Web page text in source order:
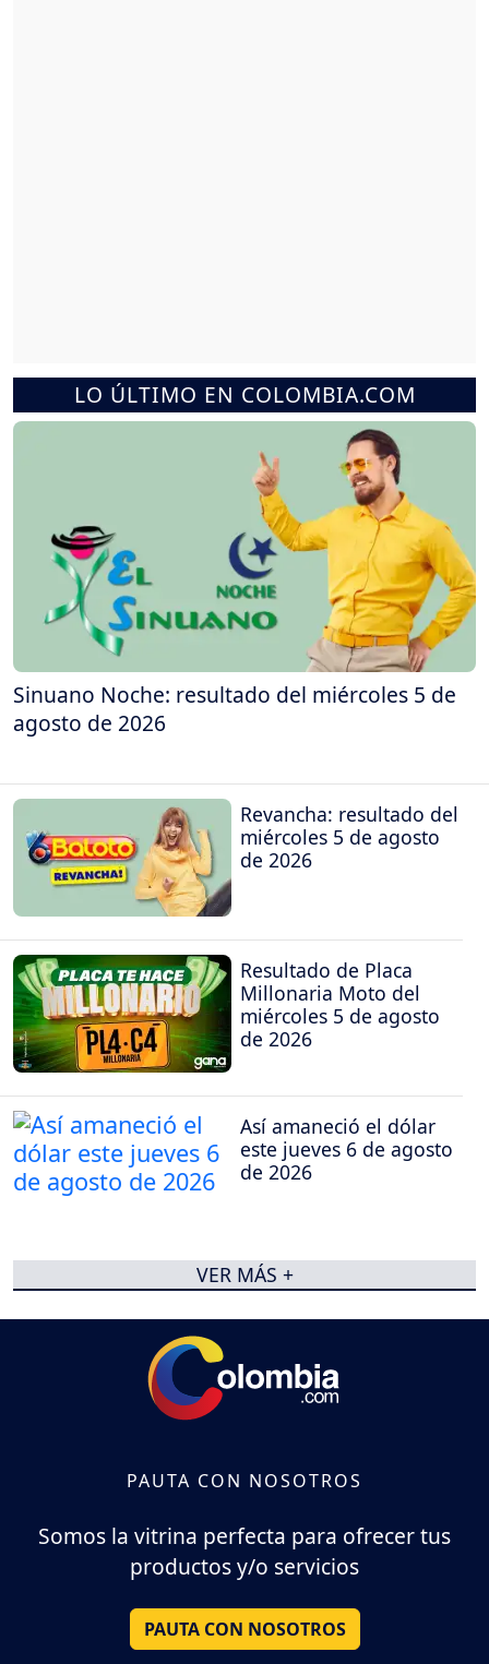
LO ÚLTIMO EN COLOMBIA.COM
Sinuano Noche: resultado del miércoles 5 de
agosto de 2026
Revancha: resultado del
miércoles 5 de agosto
de 2026
Resultado de Placa
Millonaria Moto del
miércoles 5 de agosto
de 2026
Así amaneció el dólar
este jueves 6 de agosto
de 2026
VER MÁS +
PAUTA CON NOSOTROS
Somos la vitrina perfecta para ofrecer tus
productos y/o servicios
PAUTA CON NOSOTROS